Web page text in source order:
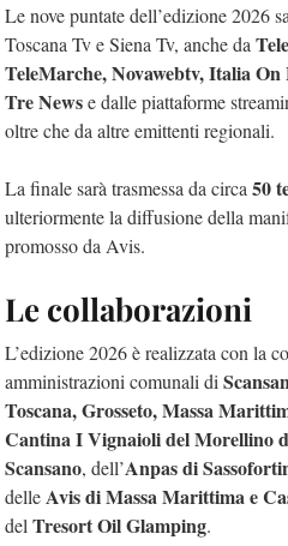
Le nove puntate dell’edizione 2026
Toscana Tv e Siena Tv, anche da
TeleMarche, Novawebtv, Italia
Tre Newse dalle piattaforme
oltre che da altre emittenti regionali.
La finale sarà trasmessa da circa 50
ulteriormente la diffusione della
promosso da Avis.
Le collaborazioni
L’edizione 2026 è realizzata con la
amministrazioni comunali di
Toscana, Grosseto, Massa
Cantina I Vignaioli del Morellino
Scansano, dell’Anpas di
delleAvis di Massa Marittima e
del Tresort Oil Glamping.